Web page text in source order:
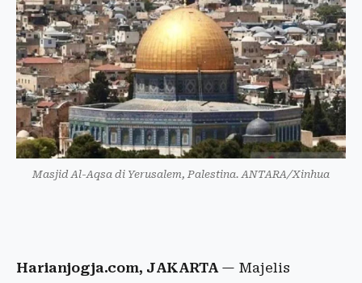
Masjid Al-Aqsa di Yerusalem, Palestina. ANTARA/Xinhua
Harianjogja.com, JAKARTA— Majelis